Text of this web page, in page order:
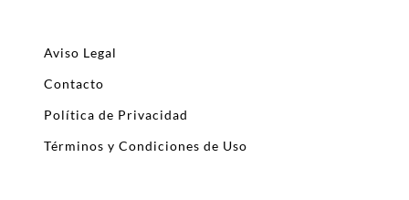
Aviso Legal
Contacto
Política de Privacidad
Términos y Condiciones de Uso